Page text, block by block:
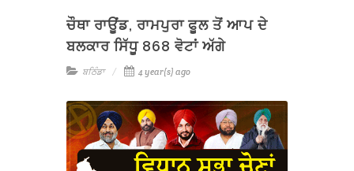
ਚੌਥਾ ਰਾਊਂਡ, ਰਾਮਪੁਰਾ ਫੂਲ ਤੋਂ ਆਪ ਦੇ
ਬਲਕਾਰ ਸਿੱਧੂ 868 ਵੋਟਾਂ ਅੱਗੇ
ਬਠਿੰਡਾ 4 year(s) ago